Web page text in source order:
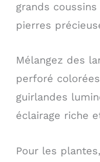
grands
pierres
Mélangez des
perforé
guirlandes
éclairage riche
Pour les